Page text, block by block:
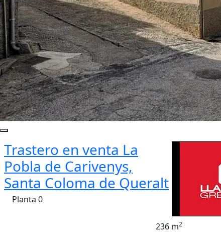
Trastero en venta La
Pobla de Carivenys,
Santa Coloma de Queralt
Planta 0
236 m2